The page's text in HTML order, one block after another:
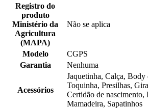
Registro do
produto
Ministério da
Agricultura
(MAPA)
Não se aplica
Modelo
CGPS
Garantia
Nenhuma
Acessórios
Jaquetinha, Calça, Body
Toquinha, Presilhas,
Certidão de nascimento,
Mamadeira, Sapatinhos